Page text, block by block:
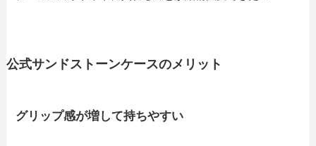
公式サンドストーンケースのメリット
グリップ感が増して持ちやすい